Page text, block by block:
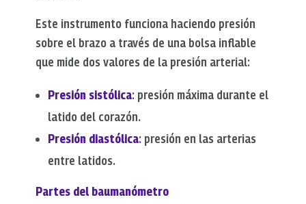
Este instrumento funciona haciendo presión
sobre el brazo a través de una bolsa inflable
que mide dos valores de la presión arterial:
Presión sistólica: presión máxima durante el
latido del corazón.
Presión diastólica: presión en las arterias
entre latidos.
Partes del baumanómetro